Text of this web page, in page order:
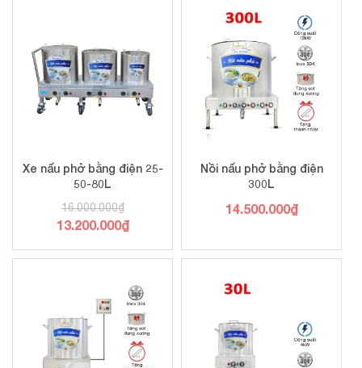
Xe nấu phở bằng điện 25-
50-80L
16.000.000₫
Giá
là:
13.200.000₫
Giá
là:
13.200.000₫.
Nồi nấu phở bằng điện
300L
14.500.000₫